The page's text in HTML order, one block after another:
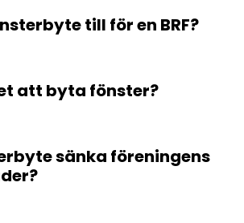
till för en BRF?
att byta fönster?
sänka föreningens